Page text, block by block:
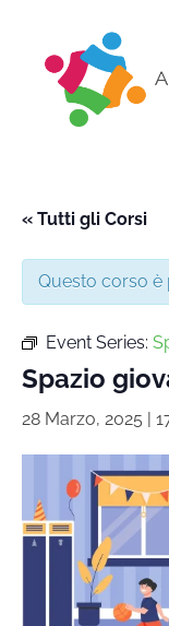
« Tutti gli Corsi
Questo corso è
Event Series:
Spazio
28 Marzo, 2025 |